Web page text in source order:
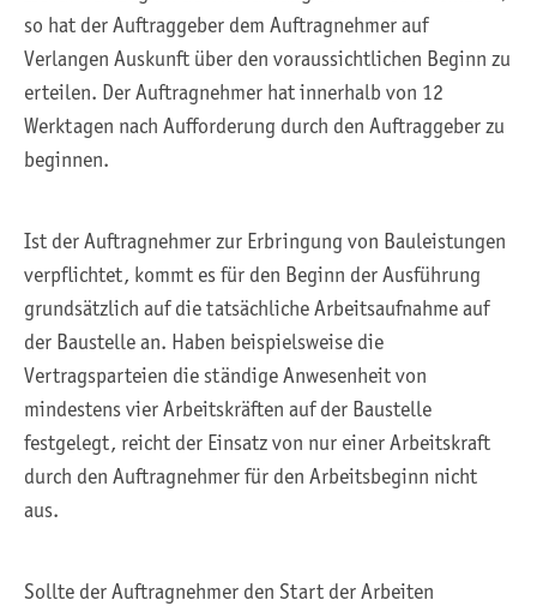
so hat der Auftraggeber dem Auftragnehmer auf
Verlangen Auskunft über den voraussichtlichen Beginn zu
erteilen. Der Auftragnehmer hat innerhalb von 12
Werktagen nach Aufforderung durch den Auftraggeber zu
beginnen.
Ist der Auftragnehmer zur Erbringung von Bauleistungen
verpflichtet, kommt es für den Beginn der Ausführung
grundsätzlich auf die tatsächliche Arbeitsaufnahme auf
der Baustelle an. Haben beispielsweise die
Vertragsparteien die ständige Anwesenheit von
mindestens vier Arbeitskräften auf der Baustelle
festgelegt, reicht der Einsatz von nur einer Arbeitskraft
durch den Auftragnehmer für den Arbeitsbeginn nicht
aus.
Sollte der Auftragnehmer den Start der Arbeiten